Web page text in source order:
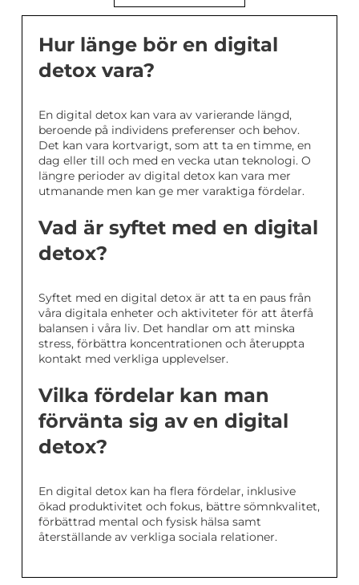
Hur länge bör en digital
detox vara?
En digital detox kan vara av varierande längd,
beroende på individens preferenser och behov.
Det kan vara kortvarigt, som att ta en timme, en
dag eller till och med en vecka utan teknologi. O
längre perioder av digital detox kan vara mer
utmanande men kan ge mer varaktiga fördelar.
Vad är syftet med en digital
detox?
Syftet med en digital detox är att ta en paus från
våra digitala enheter och aktiviteter för att återfå
balansen i våra liv. Det handlar om att minska
stress, förbättra koncentrationen och återuppta
kontakt med verkliga upplevelser.
Vilka fördelar kan man
förvänta sig av en digital
detox?
En digital detox kan ha flera fördelar, inklusive
ökad produktivitet och fokus, bättre sömnkvalitet,
förbättrad mental och fysisk hälsa samt
återställande av verkliga sociala relationer.